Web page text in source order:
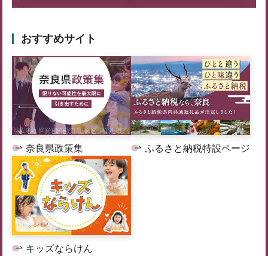
おすすめサイト
奈良県政策集 ふるさと納税特設ページ
キッズならけん